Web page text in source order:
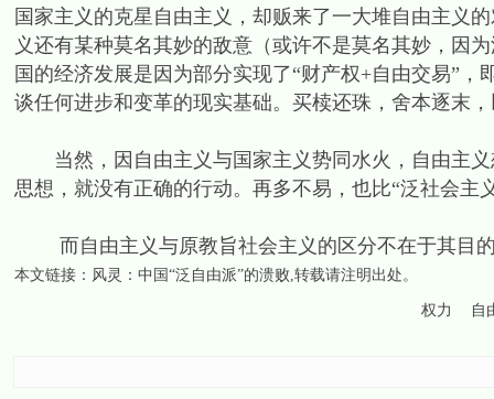
国家主义的克星自由主义，却贩来了一大堆自由主义
义还有某种莫名其妙的敌意（或许不是莫名其妙，因
国的经济发展是因为部分实现了“财产权+自由交易”
谈任何进步和变革的现实基础。买椟还珠，舍本逐末
当然，因自由主义与国家主义势同水火，自由主义
思想，就没有正确的行动。再多不易，也比“泛社会主
而自由主义与原教旨社会主义的区分不在于其目的
本文链接： 风灵：中国“泛自由派”的溃败,转载请注明出处。
权力 自